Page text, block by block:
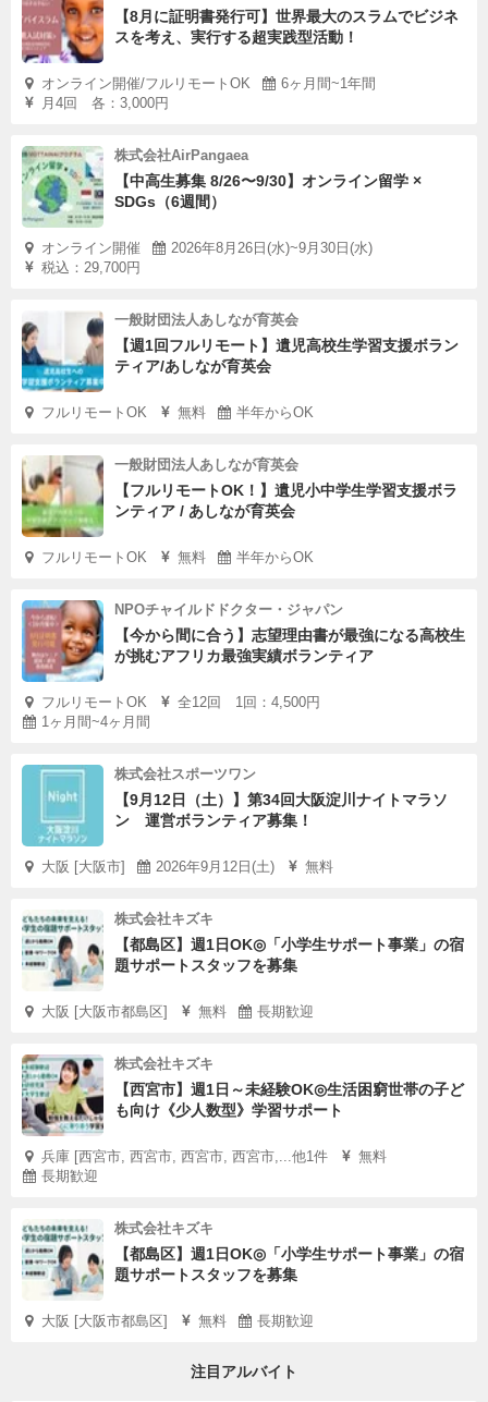
【8月に証明書発行可】世界最大のスラムでビジネ
スを考え、実行する超実践型活動！
オンライン開催/フルリモートOK
6ヶ月間~1年間
月4回 各：3,000円
株式会社AirPangaea
【中高生募集 8/26〜9/30】オンライン留学 ×
SDGs（6週間）
オンライン開催
2026年8月26日(水)~9月30日(水)
税込：29,700円
一般財団法人あしなが育英会
【週1回フルリモート】遺児高校生学習支援ボラン
ティア/あしなが育英会
フルリモートOK 無料 半年からOK
一般財団法人あしなが育英会
【フルリモートOK！】遺児小中学生学習支援ボラ
ンティア / あしなが育英会
フルリモートOK 無料 半年からOK
NPOチャイルドドクター・ジャパン
【今から間に合う】志望理由書が最強になる高校生
が挑むアフリカ最強実績ボランティア
フルリモートOK
全12回 1回：4,500円
1ヶ月間~4ヶ月間
株式会社スポーツワン
【9月12日（土）】第34回大阪淀川ナイトマラソ
ン 運営ボランティア募集！
大阪 [大阪市] 2026年9月12日(土) 無料
株式会社キズキ
【都島区】週1日OK◎「小学生サポート事業」の宿
題サポートスタッフを募集
大阪 [大阪市都島区] 無料 長期歓迎
株式会社キズキ
【西宮市】週1日～未経験OK◎生活困窮世帯の子ど
も向け《少人数型》学習サポート
兵庫 [西宮市, 西宮市, 西宮市, 西宮市,...他1件
無料
長期歓迎
株式会社キズキ
【都島区】週1日OK◎「小学生サポート事業」の宿
題サポートスタッフを募集
大阪 [大阪市都島区] 無料 長期歓迎
注目アルバイト